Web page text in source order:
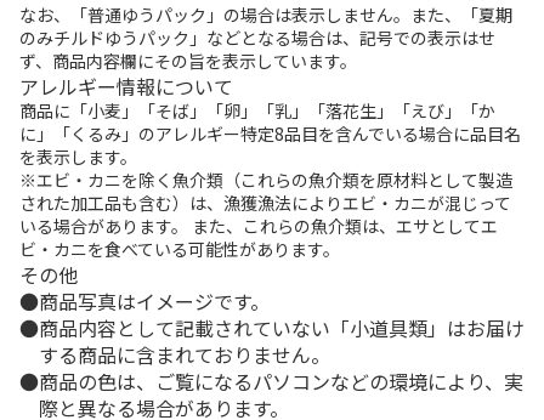
なお、「普通ゆうパック」の場合は表示しません。また、「夏期
のみチルドゆうパック」などとなる場合は、記号での表示はせ
ず、商品内容欄にその旨を表示しています。
アレルギー情報について
商品に「小麦」「そば」「卵」「乳」「落花生」「えび」「か
に」「くるみ」のアレルギー特定8品目を含んでいる場合に品目名
を表示します。
※エビ・カニを除く魚介類（これらの魚介類を原材料として製造
された加工品も含む）は、漁獲漁法によりエビ・カニが混じって
いる場合があります。 また、これらの魚介類は、エサとしてエ
ビ・カニを食べている可能性があります。
その他
商品写真はイメージです。
商品内容として記載されていない「小道具類」はお届け
する商品に含まれておりません。
商品の色は、ご覧になるパソコンなどの環境により、実
際と異なる場合があります。